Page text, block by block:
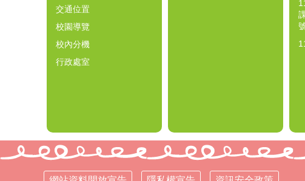
交通位置
校園導覽
校內分機
行政處室